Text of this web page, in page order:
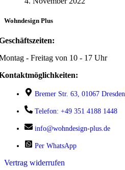
Wohndesign Plus
- Freitag von 10 - 17 Uhr
Bremer Str. 63, 01067 Dresden
Telefon: +49 351 4188 1448
info@wohndesign-plus.de
Per WhatsApp
Vertrag widerrufen